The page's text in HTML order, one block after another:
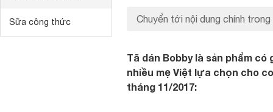
Sữa công thức Chuyển tới nội dung chính trong
Tã dán Bobby là sản phẩm
nhiều mẹ Việt lựa chọn cho
tháng 11/2017: